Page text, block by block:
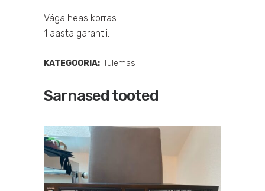
Väga heas korras.
1 aasta garantii.
KATEGOORIA: Tulemas
Sarnased tooted